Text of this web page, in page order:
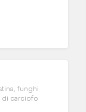
funghi
di carciofo